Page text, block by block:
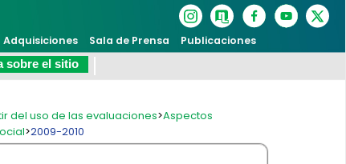
Adquisiciones Sala de Prensa Publicaciones
sobre el sitio
del uso de las evaluaciones>Aspectos
>2009-2010